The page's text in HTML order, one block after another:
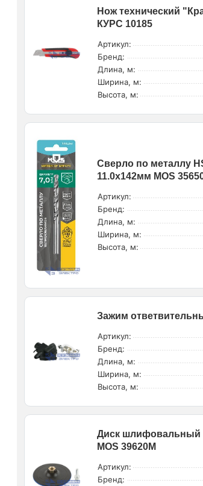
Нож технический
КУРС 10185
Артикул:
Бренд:
Длина, м:
Ширина, м:
Высота, м:
Сверло по металлу
11.0х142мм MOS
Артикул:
Бренд:
Длина, м:
Ширина, м:
Высота, м:
Зажим
Артикул:
Бренд:
Длина, м:
Ширина, м:
Высота, м:
Диск шлифовальный
MOS 39620М
Артикул:
Бренд: